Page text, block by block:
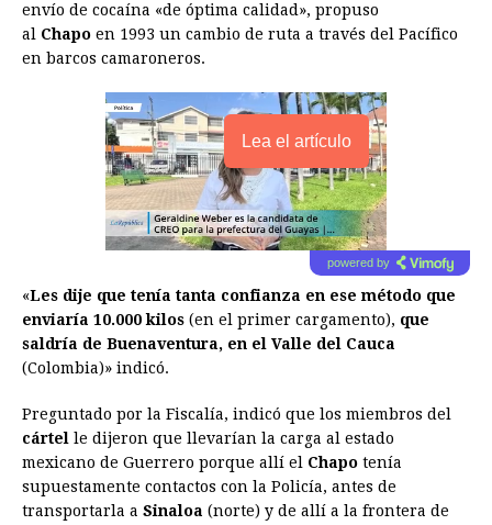
envío de cocaína «de óptima calidad», propuso
al Chapo en 1993 un cambio de ruta a través del Pacífico
en barcos camaroneros.
Lea el artículo
powered by
«Les dije que tenía tanta confianza en ese método que
enviaría 10.000 kilos (en el primer cargamento), que
saldría de Buenaventura, en el Valle del Cauca
(Colombia)» indicó.
Preguntado por la Fiscalía, indicó que los miembros del
cártel le dijeron que llevarían la carga al estado
mexicano de Guerrero porque allí el Chapo tenía
supuestamente contactos con la Policía, antes de
transportarla a Sinaloa (norte) y de allí a la frontera de